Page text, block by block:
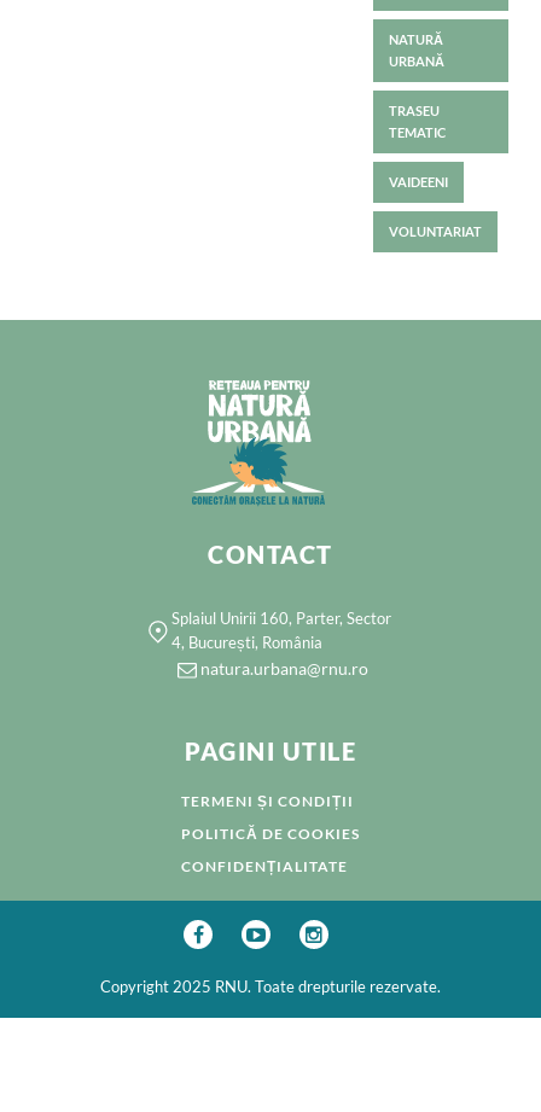
NATURĂ
URBANĂ
TRASEU
TEMATIC
VAIDEENI
VOLUNTARIAT
CONTACT
Splaiul Unirii 160, Parter, Sector
4, București, România
natura.urbana@rnu.ro
PAGINI UTILE
TERMENI ȘI CONDIȚII
POLITICĂ DE COOKIES
CONFIDENȚIALITATE
Copyright 2025 RNU. Toate drepturile rezervate.